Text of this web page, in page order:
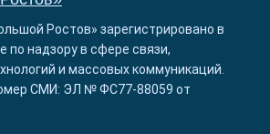
Ростов» зарегистрировано в
по надзору в сфере связи,
и массовых коммуникаций.
СМИ: ЭЛ № ФС77-88059 от